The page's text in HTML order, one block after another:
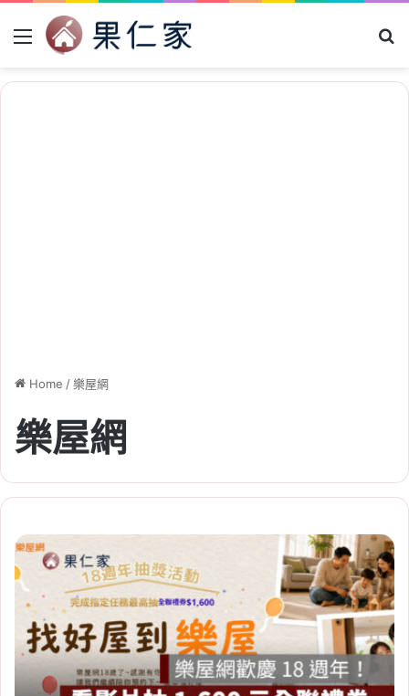
Menu
Home /樂屋網
樂屋網